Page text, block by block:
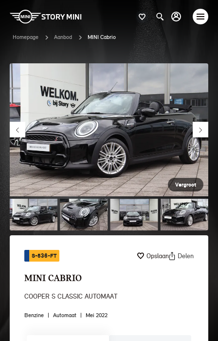
STORY MINI
Homepage Aanbod MINI Cabrio
Vergroot
S-536-FT Opslaan Delen
MINI CABRIO
COOPER S CLASSIC AUTOMAAT
Benzine | Automaat | Mei 2022